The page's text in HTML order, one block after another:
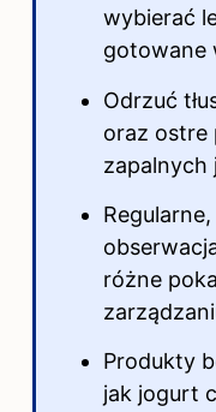
wybierać
gotowane
Odrzuć
oraz ostre
zapalnych
różne
Produkty
jak jogurt